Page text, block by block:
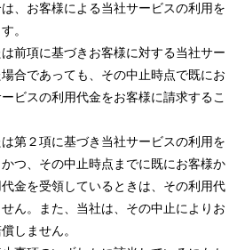
、お客様による当社サービスの利⽤を
。
前項に基づきお客様に対する当社サー
合であっても、その中⽌時点で既にお
ビスの利⽤代⾦をお客様に請求するこ
第２項に基づき当社サービスの利⽤を
つ、その中⽌時点までに既にお客様か
⾦を受領しているときは、その利⽤代
ん。また、当社は、その中⽌によりお
しません。